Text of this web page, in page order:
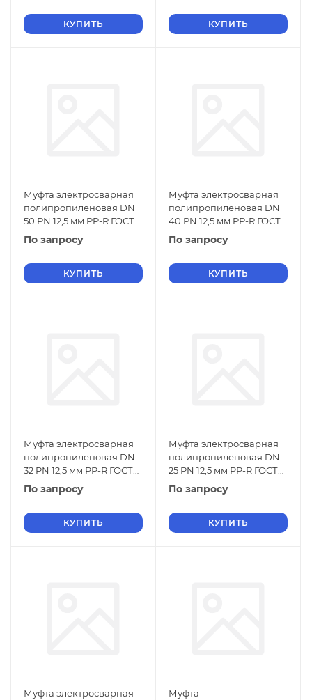
КУПИТЬ КУПИТЬ
Муфта электросварная
полипропиленовая DN
50 PN 12,5 мм PP-R ГОСТ
32415-2013
По запросу
КУПИТЬ
Муфта электросварная
полипропиленовая DN
40 PN 12,5 мм PP-R ГОСТ
32415-2013
По запросу
КУПИТЬ
Муфта электросварная
полипропиленовая DN
32 PN 12,5 мм PP-R ГОСТ
32415-2013
По запросу
КУПИТЬ
Муфта электросварная
полипропиленовая DN
25 PN 12,5 мм PP-R ГОСТ
32415-2013
По запросу
КУПИТЬ
Муфта электросварная
Муфта